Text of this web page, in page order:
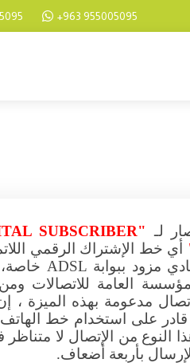
+963 955005095
لـ "
SUBSCRIBER
أي خط الإشتراك الرقمي
مزود ببوابة ADSL
العامة للاتصالات
مدعومة بهذه الميزة ،
قادر على استخدام خط
النوع من الإتصال لا
بأربعة أضعاف.